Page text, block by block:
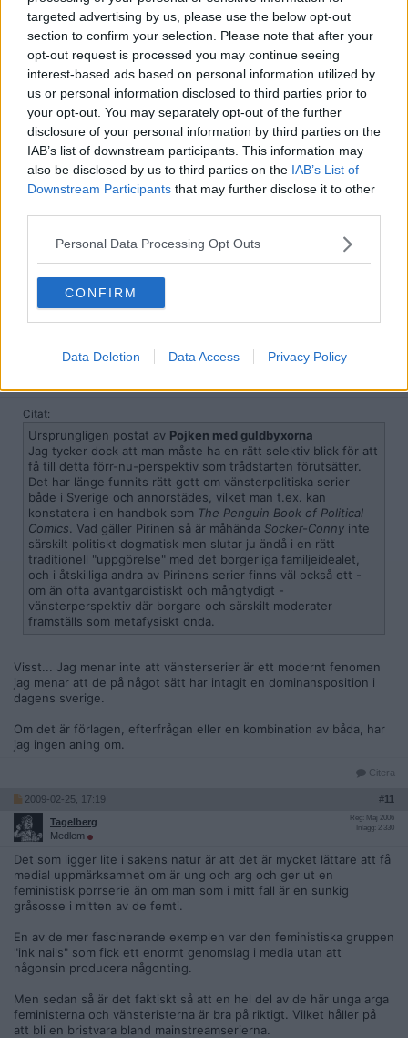
targeted advertising by us, please use the below opt-out
section to confirm your selection. Please note that after your
opt-out request is processed you may continue seeing
interest-based ads based on personal information utilized by
us or personal information disclosed to third parties prior to
your opt-out. You may separately opt-out of the further
disclosure of your personal information by third parties on the
IAB’s list of downstream participants. This information may
also be disclosed by us to third parties on the IAB’s List of
Downstream Participants that may further disclose it to other
Personal Data Processing Opt Outs
CONFIRM
Data Deletion Data Access Privacy Policy
Pojken med guldbyxorna
Moderator
Inlägg: 13 824
Jag tycker dock att man måste ha en rätt selektiv blick för att få till
detta förr-nu-perspektiv som trådstarten förutsätter. Det har
länge funnits rätt gott om vänsterpolitiska serier både i Sverige
och annorstädes, vilket man t.ex. kan konstatera i en handbok
somThe Penguin Book of Political Comics . Vad gäller Pirinen så är
måhändaSocker-Conny
inte särskilt politiskt dogmatisk men slutar
ju ändå i en rätt traditionell "uppgörelse" med det borgerliga
familjeidealet, och i åtskilliga andra av Pirinens serier finns väl
vänsterperspektiv där borgare och särskilt moderater framställs
som metafysiskt onda.
Citat:
Ursprungligen postat av Pojken med guldbyxorna
Jag tycker dock att man måste ha en rätt selektiv blick för att
få till detta förr-nu-perspektiv som trådstarten förutsätter.
Det har länge funnits rätt gott om vänsterpolitiska serier
både i Sverige och annorstädes, vilket man t.ex. kan
konstatera i en handbok som The Penguin Book of Political
Comics . Vad gäller Pirinen så är måhända Socker-Conny inte
särskilt politiskt dogmatisk men slutar ju ändå i en rätt
traditionell "uppgörelse" med det borgerliga familjeidealet,
och i åtskilliga andra av Pirinens serier finns väl också ett -
om än ofta avantgardistiskt och mångtydigt -
vänsterperspektiv där borgare och särskilt moderater
framställs som metafysiskt onda.
Visst... Jag menar inte att vänsterserier är ett modernt fenomen
jag menar att de på något sätt har intagit en dominansposition i
dagens sverige.
Om det är förlagen, efterfrågan eller en kombination av båda, har
jag ingen aning om.
Citera
2009-02-25, 17:19 #11
Tagelberg
Medlem
Reg: Maj 2006
Inlägg: 2 330
Det som ligger lite i sakens natur är att det är mycket lättare att få
medial uppmärksamhet om är ung och arg och ger ut en
feministisk porrserie än om man som i mitt fall är en sunkig
gråsosse i mitten av de femti.
En av de mer fascinerande exemplen var den feministiska gruppen
"ink nails" som fick ett enormt genomslag i media utan att
någonsin producera någonting.
Men sedan så är det faktiskt så att en hel del av de här unga arga
feministerna och vänsteristerna är bra på riktigt. Vilket håller på
att bli en bristvara bland mainstreamserierna.